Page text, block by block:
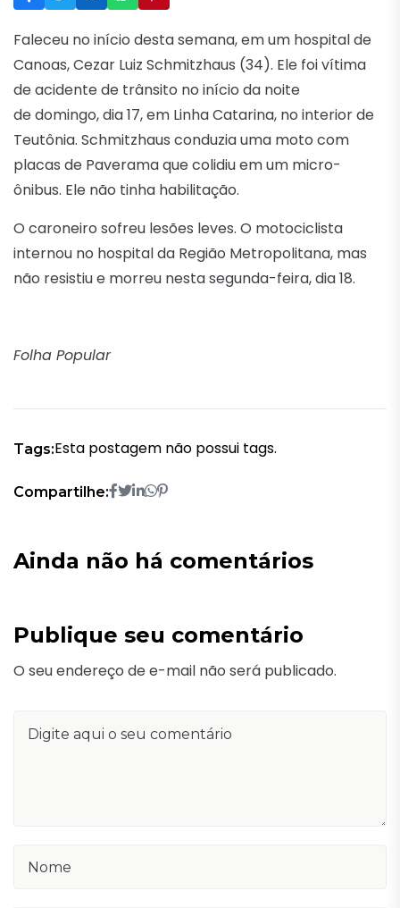
Faleceu no início desta semana, em um hospital de
Canoas, Cezar Luiz Schmitzhaus (34). Ele foi vítima
de acidente de trânsito no início da noite
de domingo, dia 17, em Linha Catarina, no interior de
Teutônia. Schmitzhaus conduzia uma moto com
placas de Paverama que colidiu em um micro-
ônibus. Ele não tinha habilitação.
O caroneiro sofreu lesões leves. O motociclista
internou no hospital da Região Metropolitana, mas
não resistiu e morreu nesta segunda-feira, dia 18.
Folha Popular
Tags:Esta postagem não possui tags.
Compartilhe:
Ainda não há comentários
Publique seu comentário
O seu endereço de e-mail não será publicado.